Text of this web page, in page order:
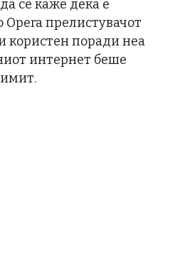
се каже дека е
Opera прелистувачот
користен поради неа
интернет беше